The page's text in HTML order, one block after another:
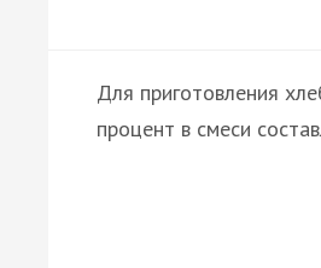
Для приготовления
процент в смеси